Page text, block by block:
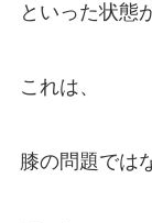
といった状態
これは、
膝の問題では